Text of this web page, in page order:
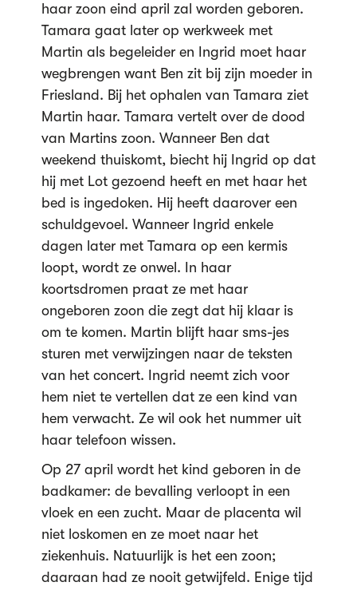
haar zoon eind april zal worden geboren.
Tamara gaat later op werkweek met
Martin als begeleider en Ingrid moet haar
wegbrengen want Ben zit bij zijn moeder in
Friesland. Bij het ophalen van Tamara ziet
Martin haar. Tamara vertelt over de dood
van Martins zoon. Wanneer Ben dat
weekend thuiskomt, biecht hij Ingrid op dat
hij met Lot gezoend heeft en met haar het
bed is ingedoken. Hij heeft daarover een
schuldgevoel. Wanneer Ingrid enkele
dagen later met Tamara op een kermis
loopt, wordt ze onwel. In haar
koortsdromen praat ze met haar
ongeboren zoon die zegt dat hij klaar is
om te komen. Martin blijft haar sms-jes
sturen met verwijzingen naar de teksten
van het concert. Ingrid neemt zich voor
hem niet te vertellen dat ze een kind van
hem verwacht. Ze wil ook het nummer uit
haar telefoon wissen.
Op 27 april wordt het kind geboren in de
badkamer: de bevalling verloopt in een
vloek en een zucht. Maar de placenta wil
niet loskomen en ze moet naar het
ziekenhuis. Natuurlijk is het een zoon;
daaraan had ze nooit getwijfeld. Enige tijd